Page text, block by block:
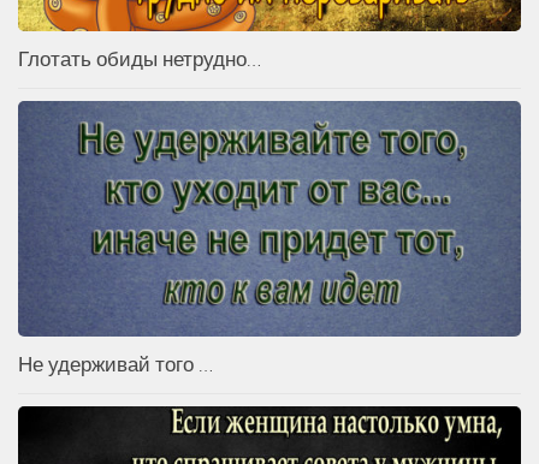
Глотать обиды нетрудно…
Не удерживай того …